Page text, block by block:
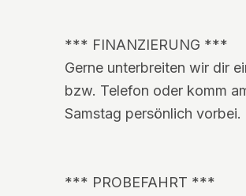
*** FINANZIERUNG ***
Gerne unterbreiten wir dir
bzw. Telefon oder komm
Samstag persönlich vorbei.
*** PROBEFAHRT ***